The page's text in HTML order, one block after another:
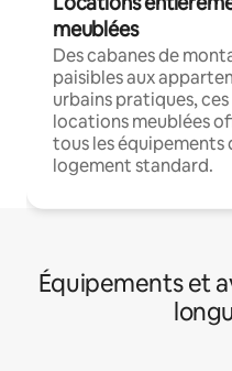
meublées
Des cabanes de
paisibles aux
urbains pratiques, ces
locations meublées
tous les équipements
logement standard.
Équipements et